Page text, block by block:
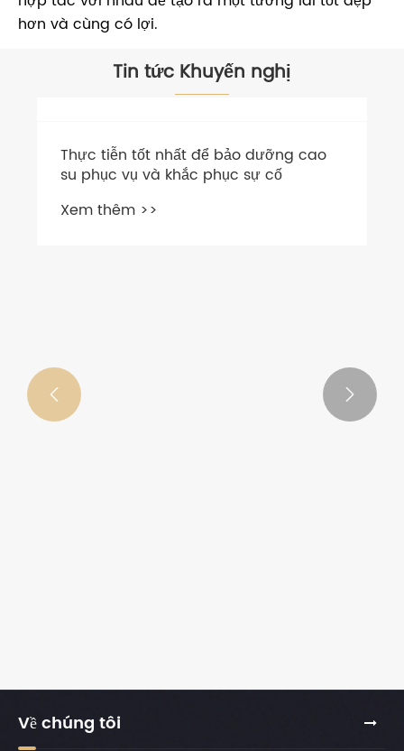
hơn và cùng có lợi.
Tin tức Khuyến nghị
Thực tiễn tốt nhất để bảo dưỡng cao
su phục vụ và khắc phục sự cố
Xem thêm >>
 
Về chúng tôi